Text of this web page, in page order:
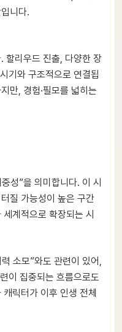
니다.
할리우드 진출, 다양한 장
기와 구조적으로 연결됩
만, 경험·필모를 넓히는
성”을 의미합니다. 이 시
질 가능성이 높은 구간
계적으로 확장되는 시
소모”와도 관련이 있어,
이 집중되는 흐름으로도
릭터가 이후 인생 전체